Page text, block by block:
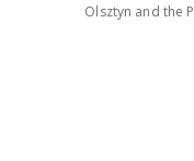
Olsztyn and the